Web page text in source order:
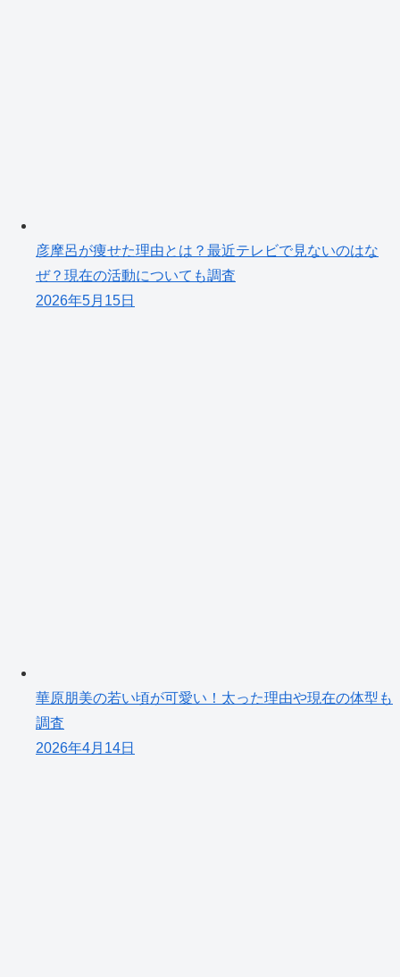
彦摩呂が痩せた理由とは？最近テレビで見ないのはな
ぜ？現在の活動についても調査
2026年5月15日
華原朋美の若い頃が可愛い！太った理由や現在の体型も
調査
2026年4月14日